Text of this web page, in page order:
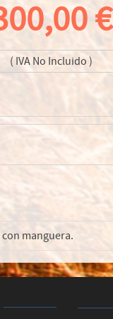
€
( IVA No Incluido )
manguera.